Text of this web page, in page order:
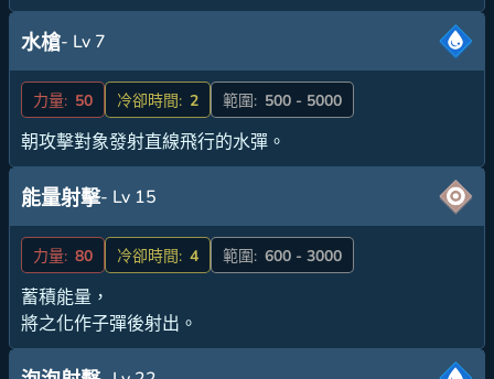
水槍- Lv 7
力量: 50 冷卻時間: 2 範圍: 500 - 5000
朝攻擊對象發射直線飛行的水彈。
能量射擊- Lv 15
力量: 80 冷卻時間: 4 範圍: 600 - 3000
蓄積能量，
將之化作子彈後射出。